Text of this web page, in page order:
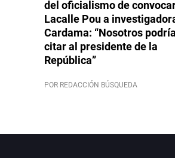
del oficialismo de
Lacalle Pou a
Cardama: “Nosotros
citar al presidente de la
República”
POR REDACCIÓN BÚSQUEDA